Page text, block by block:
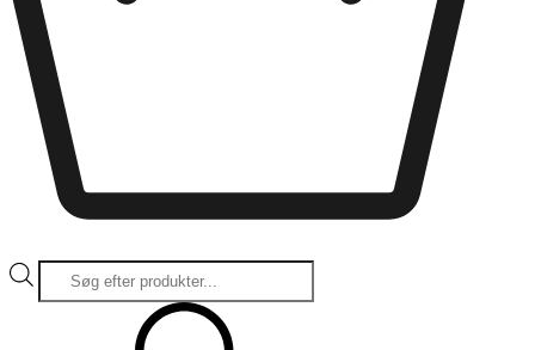
Products
search